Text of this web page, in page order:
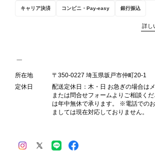
商品が直ぐに届きました。思った以上に素敵な
ご縁が有りましたら宜しくお願い致します。
キャリア決済 コンビニ・Pay-easy 銀行振込
詳し
所在地
〒350-0227 埼玉県坂戸市仲町20-1
定休日
配送定休日：木・日 お急ぎの場合は
または問合せフォームよりご相談く
は年中無休で承ります。 ※電話での
ましては現在対応しておりません。